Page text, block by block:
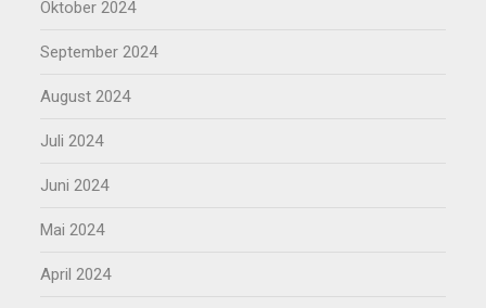
Oktober 2024
September 2024
August 2024
Juli 2024
Juni 2024
Mai 2024
April 2024